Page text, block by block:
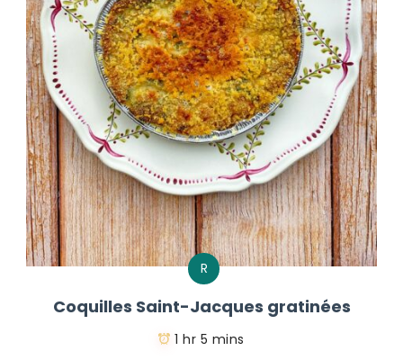
R
Coquilles Saint-Jacques gratinées
1 hr 5 mins